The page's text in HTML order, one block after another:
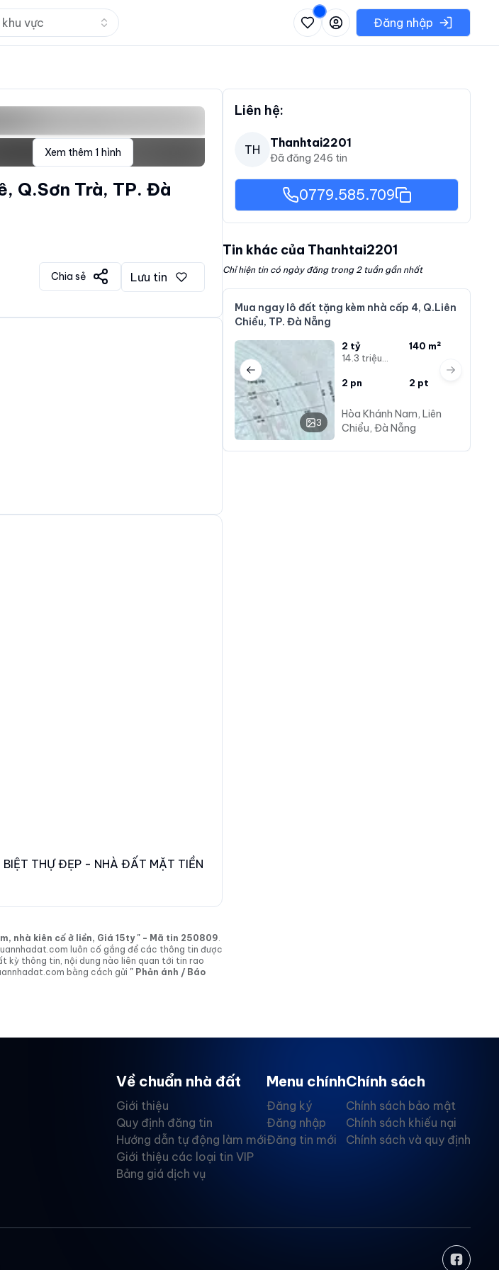
vực Nhấn để mở danh sách các khu vực có thể chọnĐăng nhập
Xem thêm1 hình
Q.Sơn Trà, TP. Đà
Chia sẻ Lưu tin
THỰ ĐẸP - NHÀ ĐẤT MẶT TIỀN
nhà kiên cố ở liền, Giá 15ty " - Mã tin 250809.
luôn cố gắng để các thông tin được
kỳ thông tin, nội dung nào liên quan tới tin rao
bằng cách gửi " Phản ánh / Báo
Liên hệ:
TH Thanhtai2201
Đã đăng 246 tin
0779.585.709
Tin khác của Thanhtai2201
Chỉ hiện tin có ngày đăng trong 2 tuần gần nhất
Mua ngay lô đất tặng kèm nhà cấp 4, Q.Liên
Chiểu, TP. Đà Nẵng
3
2 tỷ
140 m²
2 pn 2 pt
Hòa Khánh Nam, Liên
Chiểu, Đà Nẵng
Previous slide Next slide
Về chuẩn nhà đất
Giới thiệu
Quy định đăng tin
Hướng dẫn tự động làm mới
Giới thiệu các loại tin VIP
Bảng giá dịch vụ
Menu chính
Đăng ký
Đăng nhập
Đăng tin mới
Chính sách
Chính sách bảo mật
Chính sách khiếu nại
Chính sách và quy định